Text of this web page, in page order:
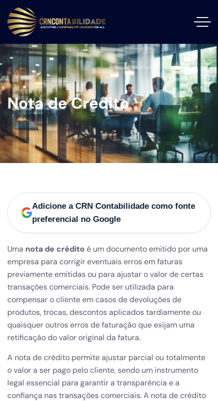
Nota de Crédito
Adicione a CRN Contabilidade como fonte
preferencial no Google
Uma nota de crédito é um documento emitido por uma
empresa para corrigir eventuais erros em faturas
previamente emitidas ou para ajustar o valor de certas
transações comerciais. Pode ser utilizada para
compensar o cliente em casos de devoluções de
produtos, trocas, descontos aplicados tardiamente ou
quaisquer outros erros de faturação que exijam uma
retificação do valor original da fatura.
A nota de crédito permite ajustar parcial ou totalmente
o valor a ser pago pelo cliente, sendo um instrumento
legal essencial para garantir a transparência e a
confiança nas transações comerciais. A nota de crédito